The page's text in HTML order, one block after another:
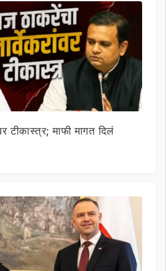
टीकास्त्र; माफी मागत दिलं